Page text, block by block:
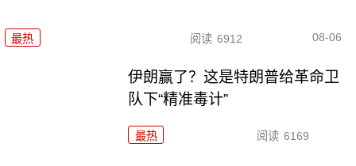
最热 阅读 6912 08-06
伊朗赢了？这是特朗普给革命卫
队下“精准毒计”
最热 阅读 6169